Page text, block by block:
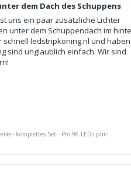
dem Dach des Schuppens
uns ein paar zusätzliche Lichter
unter dem Schuppendach im
ledstripkoning.nl und
sind unglaublich einfach. Wir sind
komplettes Set - Pro 96 LEDs p/m'